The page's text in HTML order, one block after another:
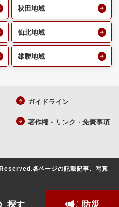
探す 防災
秋田地域
仙北地域
雄勝地域
ガイドライン
著作権・リンク・免責事項
各ページの記載記事、写真